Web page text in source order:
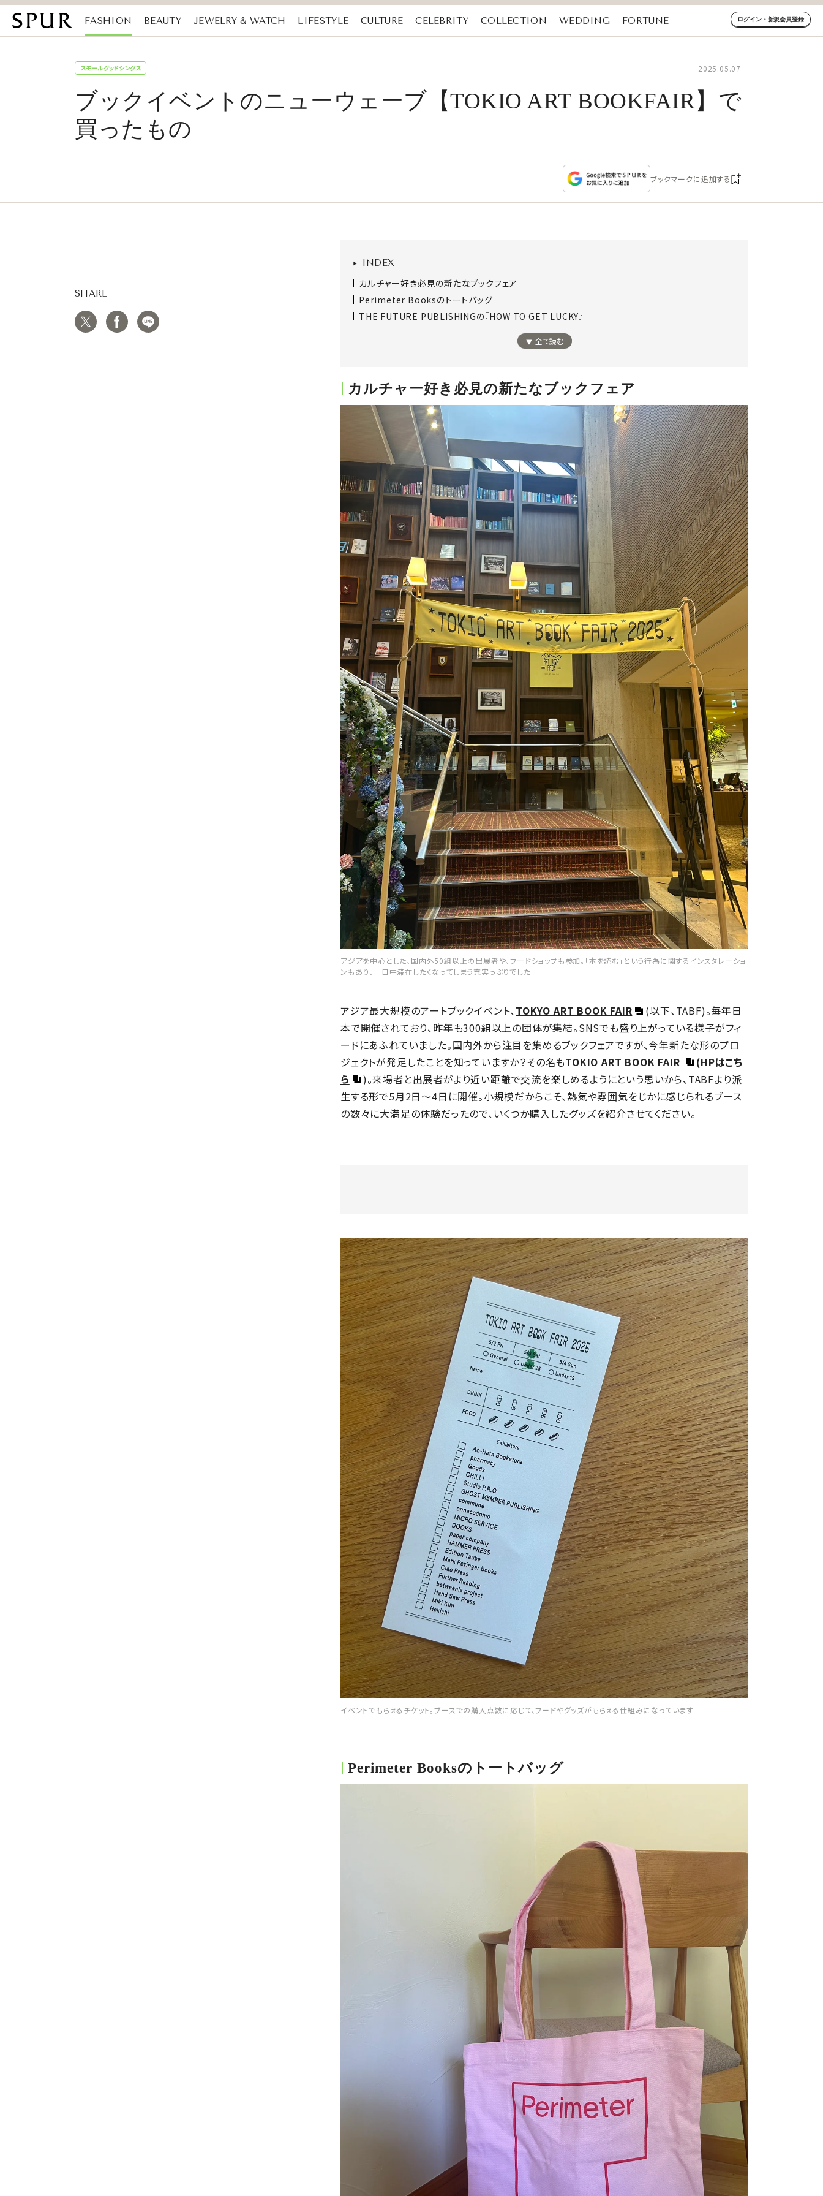
FASHION BEAUTY JEWELRY & WATCH LIFESTYLE CULTURE CELEBRITY COLLECTION WEDDING
FORTUNE
ログイン・新規会員登録
スモールグッドシングス 2025.05.07
ブックイベントのニューウェーブ【TOKIO ART BOOKFAIR】で
買ったもの
ブックマークに追加する
SHARE
INDEX
カルチャー好き必見の新たなブックフェア
Perimeter Booksのトートバッグ
THE FUTURE PUBLISHINGの『HOW TO GET LUCKY』
全て読む
カルチャー好き必見の新たなブックフェア
アジアを中心とした、国内外50組以上の出展者や、フードショップも参加。「本を読む」という行為に関するインスタレーショ
ンもあり、一日中滞在したくなってしまう充実っぷりでした
アジア最大規模のアートブックイベント、 TOKYO ART BOOK FAIR
(以下、TABF)。毎年日
本で開催されており、昨年も300組以上の団体が集結。SNSでも盛り上がっている様子がフィ
ードにあふれていました。国内外から注目を集めるブックフェアですが、今年新たな形のプロ
ジェクトが発足したことを知っていますか？その名もTOKIO ART BOOK FAIR
(HPはこち
ら
)。来場者と出展者がより近い距離で交流を楽しめるようにという思いから、TABFより派
生する形で5月2日～4日に開催。小規模だからこそ、熱気や雰囲気をじかに感じられるブース
の数々に大満足の体験だったので、いくつか購入したグッズを紹介させてください。
イベントでもらえるチケット。ブースでの購入点数に応じて、フードやグッズがもらえる仕組みになっています
Perimeter Booksのトートバッグ